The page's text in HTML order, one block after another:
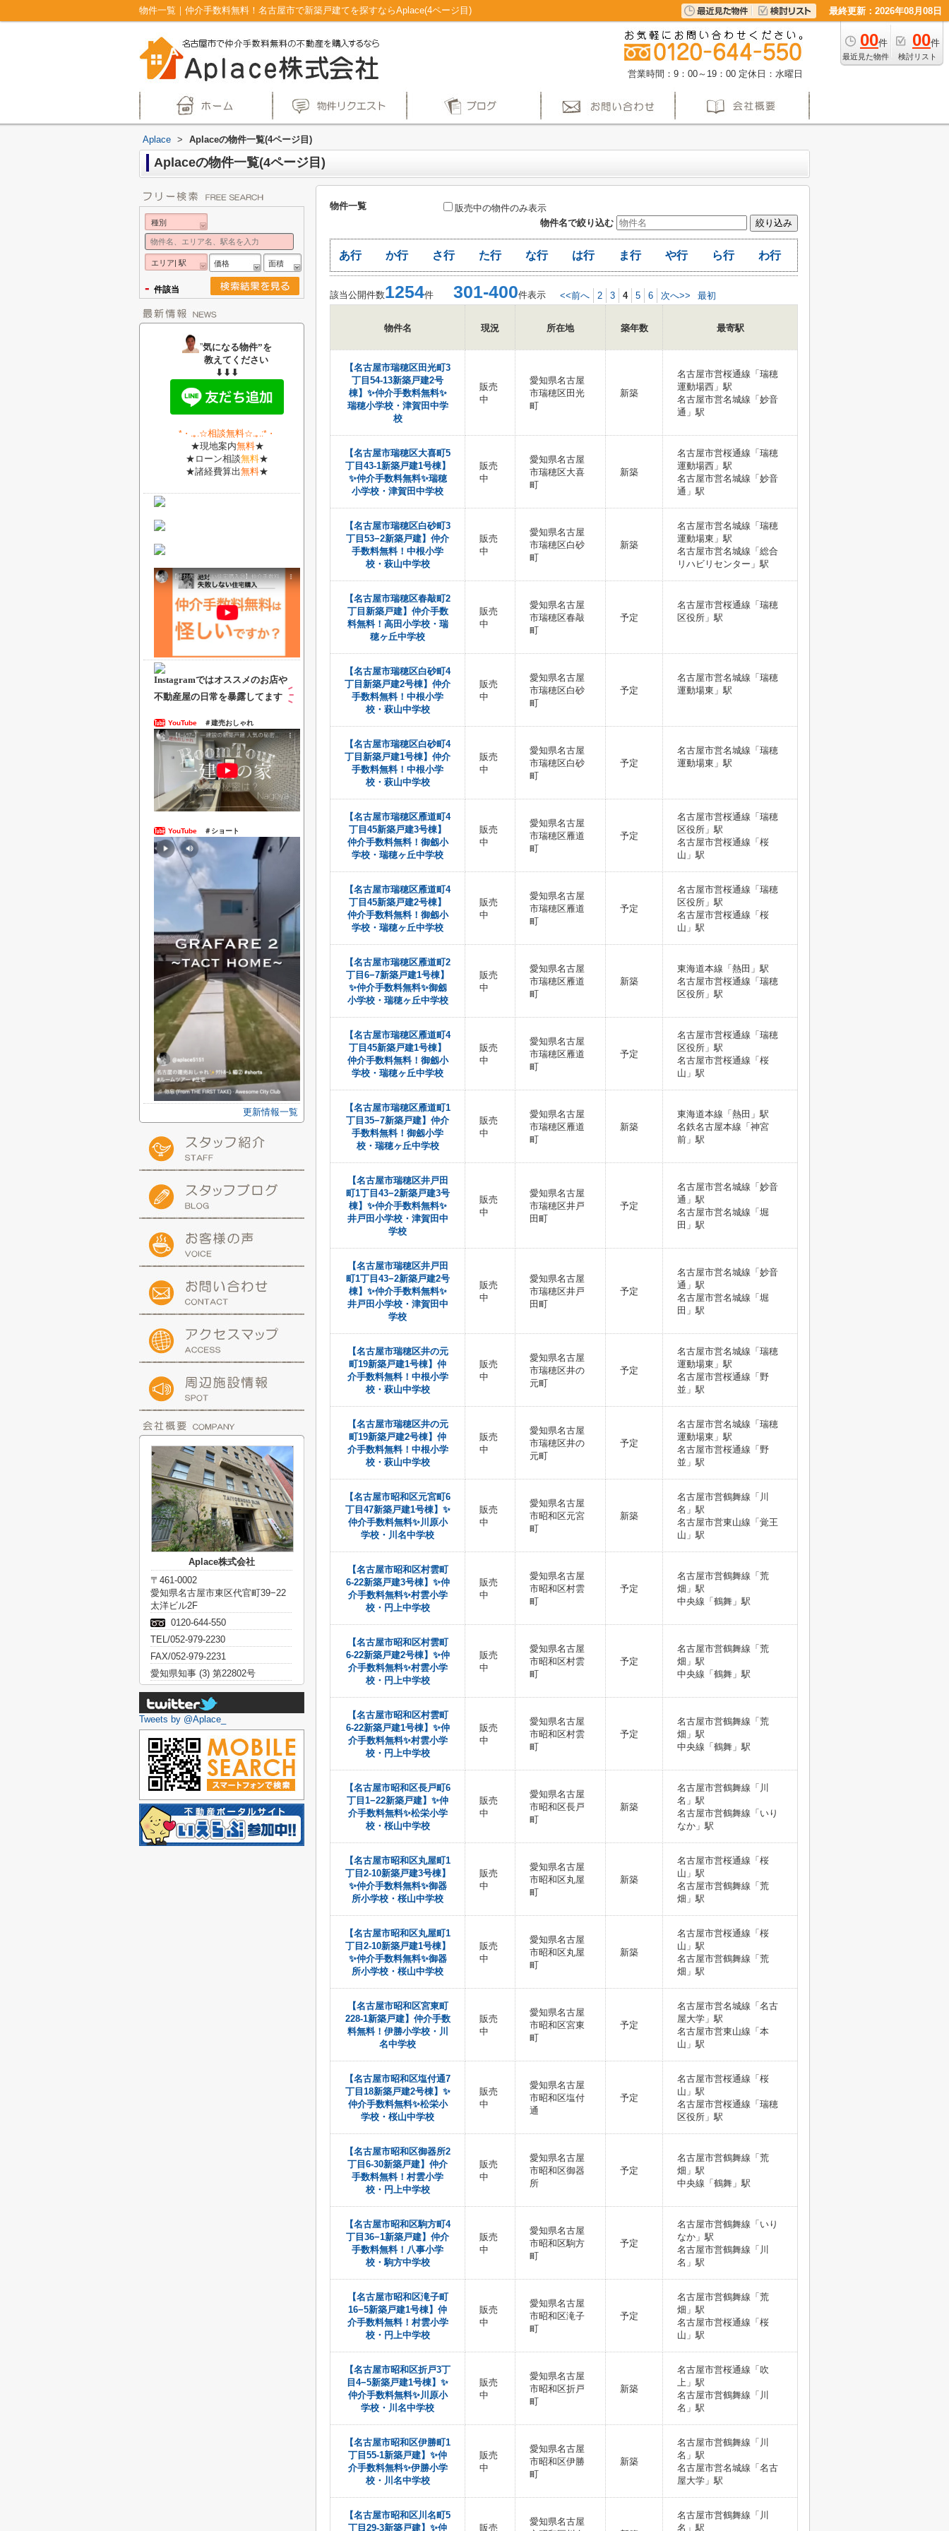
物件一覧｜仲介手数料無料！名古屋市で新築戸建てを探すならAplace(4ページ目) 最終更新：2026年08月08日
00件
最近見た物件
00件
検討リスト
営業時間：9：00～19：00 定休日：水曜日
Aplace > Aplaceの物件一覧(4ページ目)
Aplaceの物件一覧(4ページ目)
物件一覧
販売中の物件のみ表示
物件名で絞り込む
あ行 か行 さ行 た行 な行 は行 ま行 や行 ら行 わ行
該当公開件数1254件 301-400件表示 <<前へ 2 3 4 5 6 次へ>> 最初
物件名 現況 所在地 築年数 最寄駅
【名古屋市瑞穂区田光町3
丁目54-13新築戸建2号
棟】✨️仲介手数料無料✨️
瑞穂小学校・津賀田中学
校
販売
中
愛知県名古屋
市瑞穂区田光
町
新築
名古屋市営桜通線「瑞穂
運動場西」駅
名古屋市営名城線「妙音
通」駅
【名古屋市瑞穂区大喜町5
丁目43-1新築戸建1号棟】
✨️仲介手数料無料✨️瑞穂
小学校・津賀田中学校
販売
中
愛知県名古屋
市瑞穂区大喜
町
新築
名古屋市営桜通線「瑞穂
運動場西」駅
名古屋市営名城線「妙音
通」駅
【名古屋市瑞穂区白砂町3
丁目53−2新築戸建】仲介
手数料無料！中根小学
校・萩山中学校
販売
中
愛知県名古屋
市瑞穂区白砂
町
新築
名古屋市営名城線「瑞穂
運動場東」駅
名古屋市営名城線「総合
リハビリセンター」駅
【名古屋市瑞穂区春敲町2
丁目新築戸建】仲介手数
料無料！高田小学校・瑞
穂ヶ丘中学校
販売
中
愛知県名古屋
市瑞穂区春敲
町
予定
名古屋市営桜通線「瑞穂
区役所」駅
【名古屋市瑞穂区白砂町4
丁目新築戸建2号棟】仲介
手数料無料！中根小学
校・萩山中学校
販売
中
愛知県名古屋
市瑞穂区白砂
町
予定
名古屋市営名城線「瑞穂
運動場東」駅
【名古屋市瑞穂区白砂町4
丁目新築戸建1号棟】仲介
手数料無料！中根小学
校・萩山中学校
販売
中
愛知県名古屋
市瑞穂区白砂
町
予定
名古屋市営名城線「瑞穂
運動場東」駅
【名古屋市瑞穂区雁道町4
丁目45新築戸建3号棟】
仲介手数料無料！御劔小
学校・瑞穂ヶ丘中学校
販売
中
愛知県名古屋
市瑞穂区雁道
町
予定
名古屋市営桜通線「瑞穂
区役所」駅
名古屋市営桜通線「桜
山」駅
【名古屋市瑞穂区雁道町4
丁目45新築戸建2号棟】
仲介手数料無料！御劔小
学校・瑞穂ヶ丘中学校
販売
中
愛知県名古屋
市瑞穂区雁道
町
予定
名古屋市営桜通線「瑞穂
区役所」駅
名古屋市営桜通線「桜
山」駅
【名古屋市瑞穂区雁道町2
丁目6−7新築戸建1号棟】
✨️仲介手数料無料✨️御劔
小学校・瑞穂ヶ丘中学校
販売
中
愛知県名古屋
市瑞穂区雁道
町
新築
東海道本線「熱田」駅
名古屋市営桜通線「瑞穂
区役所」駅
【名古屋市瑞穂区雁道町4
丁目45新築戸建1号棟】
仲介手数料無料！御劔小
学校・瑞穂ヶ丘中学校
販売
中
愛知県名古屋
市瑞穂区雁道
町
予定
名古屋市営桜通線「瑞穂
区役所」駅
名古屋市営桜通線「桜
山」駅
【名古屋市瑞穂区雁道町1
丁目35−7新築戸建】仲介
手数料無料！御劔小学
校・瑞穂ヶ丘中学校
販売
中
愛知県名古屋
市瑞穂区雁道
町
新築
東海道本線「熱田」駅
名鉄名古屋本線「神宮
前」駅
【名古屋市瑞穂区井戸田
町1丁目43−2新築戸建3号
棟】✨️仲介手数料無料✨️
井戸田小学校・津賀田中
学校
販売
中
愛知県名古屋
市瑞穂区井戸
田町
予定
名古屋市営名城線「妙音
通」駅
名古屋市営名城線「堀
田」駅
【名古屋市瑞穂区井戸田
町1丁目43−2新築戸建2号
棟】✨️仲介手数料無料✨️
井戸田小学校・津賀田中
学校
販売
中
愛知県名古屋
市瑞穂区井戸
田町
予定
名古屋市営名城線「妙音
通」駅
名古屋市営名城線「堀
田」駅
【名古屋市瑞穂区井の元
町19新築戸建1号棟】仲
介手数料無料！中根小学
校・萩山中学校
販売
中
愛知県名古屋
市瑞穂区井の
元町
予定
名古屋市営名城線「瑞穂
運動場東」駅
名古屋市営桜通線「野
並」駅
【名古屋市瑞穂区井の元
町19新築戸建2号棟】仲
介手数料無料！中根小学
校・萩山中学校
販売
中
愛知県名古屋
市瑞穂区井の
元町
予定
名古屋市営名城線「瑞穂
運動場東」駅
名古屋市営桜通線「野
並」駅
【名古屋市昭和区元宮町6
丁目47新築戸建1号棟】✨️
仲介手数料無料✨️川原小
学校・川名中学校
販売
中
愛知県名古屋
市昭和区元宮
町
新築
名古屋市営鶴舞線「川
名」駅
名古屋市営東山線「覚王
山」駅
【名古屋市昭和区村雲町
6‐22新築戸建3号棟】✨️仲
介手数料無料✨️村雲小学
校・円上中学校
販売
中
愛知県名古屋
市昭和区村雲
町
予定
名古屋市営鶴舞線「荒
畑」駅
中央線「鶴舞」駅
【名古屋市昭和区村雲町
6‐22新築戸建2号棟】✨️仲
介手数料無料✨️村雲小学
校・円上中学校
販売
中
愛知県名古屋
市昭和区村雲
町
予定
名古屋市営鶴舞線「荒
畑」駅
中央線「鶴舞」駅
【名古屋市昭和区村雲町
6‐22新築戸建1号棟】✨️仲
介手数料無料✨️村雲小学
校・円上中学校
販売
中
愛知県名古屋
市昭和区村雲
町
予定
名古屋市営鶴舞線「荒
畑」駅
中央線「鶴舞」駅
【名古屋市昭和区長戸町6
丁目1−22新築戸建】✨️仲
介手数料無料✨️松栄小学
校・桜山中学校
販売
中
愛知県名古屋
市昭和区長戸
町
新築
名古屋市営鶴舞線「川
名」駅
名古屋市営鶴舞線「いり
なか」駅
【名古屋市昭和区丸屋町1
丁目2-10新築戸建3号棟】
✨️仲介手数料無料✨️御器
所小学校・桜山中学校
販売
中
愛知県名古屋
市昭和区丸屋
町
新築
名古屋市営桜通線「桜
山」駅
名古屋市営鶴舞線「荒
畑」駅
【名古屋市昭和区丸屋町1
丁目2-10新築戸建1号棟】
✨️仲介手数料無料✨️御器
所小学校・桜山中学校
販売
中
愛知県名古屋
市昭和区丸屋
町
新築
名古屋市営桜通線「桜
山」駅
名古屋市営鶴舞線「荒
畑」駅
【名古屋市昭和区宮東町
228-1新築戸建】仲介手数
料無料！伊勝小学校・川
名中学校
販売
中
愛知県名古屋
市昭和区宮東
町
予定
名古屋市営名城線「名古
屋大学」駅
名古屋市営東山線「本
山」駅
【名古屋市昭和区塩付通7
丁目18新築戸建2号棟】✨️
仲介手数料無料✨️松栄小
学校・桜山中学校
販売
中
愛知県名古屋
市昭和区塩付
通
予定
名古屋市営桜通線「桜
山」駅
名古屋市営桜通線「瑞穂
区役所」駅
【名古屋市昭和区御器所2
丁目6-30新築戸建】仲介
手数料無料！村雲小学
校・円上中学校
販売
中
愛知県名古屋
市昭和区御器
所
予定
名古屋市営鶴舞線「荒
畑」駅
中央線「鶴舞」駅
【名古屋市昭和区駒方町4
丁目36−1新築戸建】仲介
手数料無料！八事小学
校・駒方中学校
販売
中
愛知県名古屋
市昭和区駒方
町
予定
名古屋市営鶴舞線「いり
なか」駅
名古屋市営鶴舞線「川
名」駅
【名古屋市昭和区滝子町
16−5新築戸建1号棟】仲
介手数料無料！村雲小学
校・円上中学校
販売
中
愛知県名古屋
市昭和区滝子
町
予定
名古屋市営鶴舞線「荒
畑」駅
名古屋市営桜通線「桜
山」駅
【名古屋市昭和区折戸3丁
目4−5新築戸建1号棟】✨️
仲介手数料無料✨️川原小
学校・川名中学校
販売
中
愛知県名古屋
市昭和区折戸
町
新築
名古屋市営桜通線「吹
上」駅
名古屋市営鶴舞線「川
名」駅
【名古屋市昭和区伊勝町1
丁目55-1新築戸建】✨️仲
介手数料無料✨️伊勝小学
校・川名中学校
販売
中
愛知県名古屋
市昭和区伊勝
町
新築
名古屋市営鶴舞線「川
名」駅
名古屋市営名城線「名古
屋大学」駅
【名古屋市昭和区川名町5
丁目29-3新築戸建】✨️仲
販売
愛知県名古屋
名古屋市営鶴舞線「川
名」駅
種別
エリア| 駅 価格 面積
- 件該当
”気になる物件”を
教えてください
⬇⬇⬇
*・ .｡.☆相談無料☆.｡.:*・
★現地案内無料★
★ローン相談無料★
★諸経費算出無料★
Instagramではオススメのお店や
不動産屋の日常を暴露してます
YouTube ＃建売おしゃれ
YouTube ＃ショート
更新情報一覧
Aplace株式会社
〒461-0002
愛知県名古屋市東区代官町39−22
太洋ビル2F
0120-644-550
TEL/052-979-2230
FAX/052-979-2231
愛知県知事 (3) 第22802号
Tweets by @Aplace_